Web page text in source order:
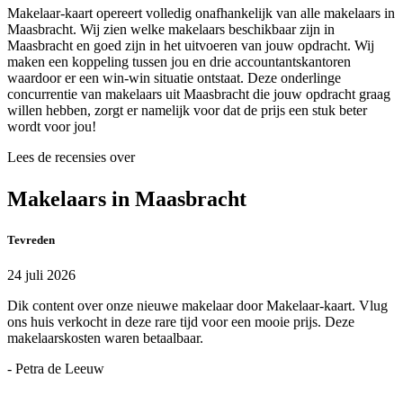
Makelaar-kaart opereert volledig onafhankelijk van alle makelaars in
Maasbracht. Wij zien welke makelaars beschikbaar zijn in
Maasbracht en goed zijn in het uitvoeren van jouw opdracht. Wij
maken een koppeling tussen jou en drie accountantskantoren
waardoor er een win-win situatie ontstaat. Deze onderlinge
concurrentie van makelaars uit Maasbracht die jouw opdracht graag
willen hebben, zorgt er namelijk voor dat de prijs een stuk beter
wordt voor jou!
Lees de recensies over
Makelaars in Maasbracht
Tevreden
24 juli 2026
Dik content over onze nieuwe makelaar door Makelaar-kaart. Vlug
ons huis verkocht in deze rare tijd voor een mooie prijs. Deze
makelaarskosten waren betaalbaar.
- Petra de Leeuw